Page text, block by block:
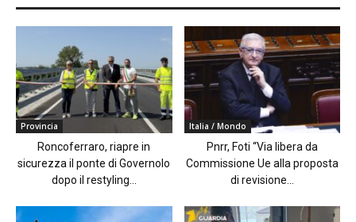
Provincia
Roncoferraro, riapre in
sicurezza il ponte di Governolo
dopo il restyling...
Italia / Mondo
Pnrr, Foti “Via libera da
Commissione Ue alla proposta
di revisione...